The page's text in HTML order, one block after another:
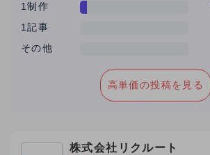
1制作
1記事
その他
高単価の投稿を見る
株式会社リクルート